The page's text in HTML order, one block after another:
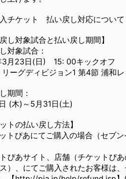
チケット 払い戻し対応について
戻し対象試合と払い戻し期間】
対象試合：
3月23日(日) 15: 00キックオフ
ーグディビジョン1 第4節 浦和
期間：
(木)～5月31日(土)
ットの払い戻し方法】
トぴあにてご購入の場合（セブ
ぴあサイト、店舗（チケットぴ
）、にてご購入されたお客様は